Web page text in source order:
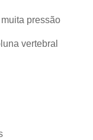
pressão
vertebral